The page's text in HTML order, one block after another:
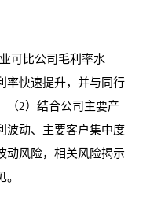
可比公司毛利率水
率快速提升，并与同行
（2）结合公司主要产
波动、主要客户集中度
动风险，相关风险揭示